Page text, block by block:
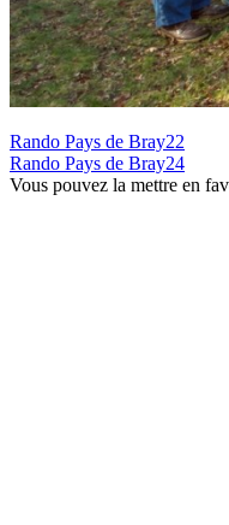
Rando Pays de Bray22
Rando Pays de Bray24
Vous pouvez la mettre en